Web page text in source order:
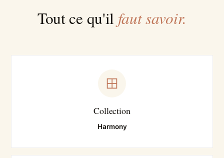
Tout ce qu'il faut savoir.
Collection
Harmony